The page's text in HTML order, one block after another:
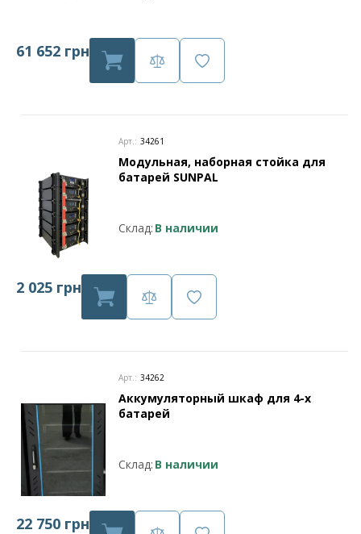
61 652 грн
Арт.: 34261
Модульная, наборная стойка для
батарей SUNPAL
Склад: В наличии
2 025 грн
Арт.: 34262
Аккумуляторный шкаф для 4-х
батарей
Склад: В наличии
22 750 грн